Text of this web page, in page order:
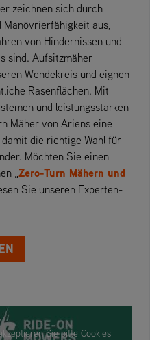
zeichnen sich durch
aus,
von Hindernissen und
sind. Aufsitzmäher
Wendekreis und eignen
Rasenflächen. Mit
und leistungsstarken
Mäher von Ariens eine
die richtige Wahl für
Möchten Sie einen
„ Zero-Turn Mähern und
Sie unseren Experten-
Sie bitte Cookies